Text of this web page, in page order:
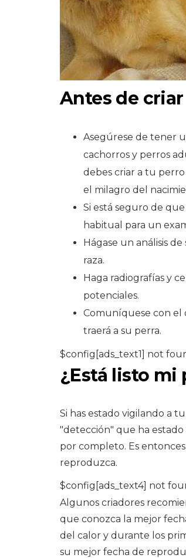
Antes de
Asegúrese de tener
cachorros y perros
debes criar a tu
el milagro del
Si está seguro de
habitual para un
Hágase un análisis
raza.
Haga radiografías y
potenciales.
Comuníquese con el
traerá a su perra.
$config[ads_text1] not
¿Está listo mi
Si has estado vigilando a
"detección" que ha
por completo. Es
reproduzca.
$config[ads_text4] not
Algunos criadores
que conozca la mejor
del calor y durante los
su mejor fecha de